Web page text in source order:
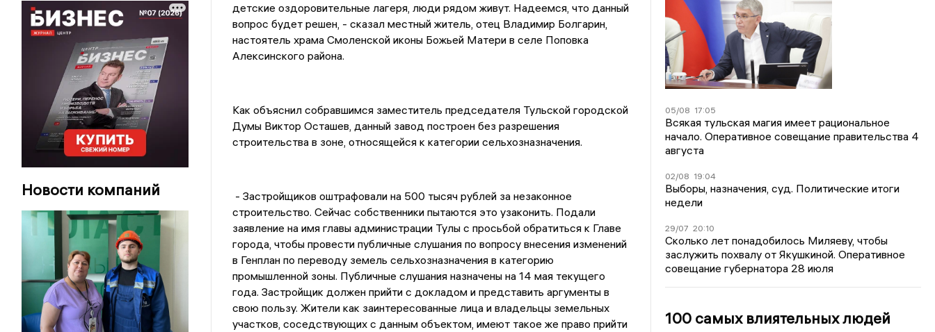
Новости компаний
детские оздоровительные лагеря, люди рядом живут. Надеемся, что данный
вопрос будет решен, - сказал местный житель, отец Владимир Болгарин,
настоятель храма Смоленской иконы Божьей Матери в селе Поповка
Алексинского района.
Как объяснил собравшимся заместитель председателя Тульской городской
Думы Виктор Осташев, данный завод построен без разрешения
строительства в зоне, относящейся к категории сельхозназначения.
- Застройщиков оштрафовали на 500 тысяч рублей за незаконное
строительство. Сейчас собственники пытаются это узаконить. Подали
заявление на имя главы администрации Тулы с просьбой обратиться к Главе
города, чтобы провести публичные слушания по вопросу внесения изменений
в Генплан по переводу земель сельхозназначения в категорию
промышленной зоны. Публичные слушания назначены на 14 мая текущего
года. Застройщик должен прийти с докладом и представить аргументы в
свою пользу. Жители как заинтересованные лица и владельцы земельных
участков, соседствующих с данным объектом, имеют такое же право прийти
05/08 17:05
Всякая тульская магия имеет рациональное
начало. Оперативное совещание правительства 4
августа
02/08 19:04
Выборы, назначения, суд. Политические итоги
недели
29/07 20:10
Сколько лет понадобилось Миляеву, чтобы
заслужить похвалу от Якушкиной. Оперативное
совещание губернатора 28 июля
100 самых влиятельных людей